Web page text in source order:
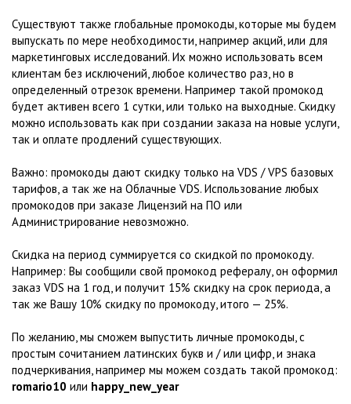
Существуют также глобальные промокоды, которые мы будем
выпускать по мере необходимости, например акций, или для
маркетинговых исследований. Их можно использовать всем
клиентам без исключений, любое количество раз, но в
определенный отрезок времени. Например такой промокод
будет активен всего 1 сутки, или только на выходные. Скидку
можно использовать как при создании заказа на новые услуги,
так и оплате продлений существующих.
Важно: промокоды дают скидку только на VDS / VPS базовых
тарифов, а так же на Облачные VDS. Использование любых
промокодов при заказе Лицензий на ПО или
Администрирование невозможно.
Скидка на период суммируется со скидкой по промокоду.
Например: Вы сообщили свой промокод рефералу, он оформил
заказ VDS на 1 год, и получит 15% скидку на срок периода, а
так же Вашу 10% скидку по промокоду, итого — 25%.
По желанию, мы сможем выпустить личные промокоды, с
простым сочитанием латинских букв и / или цифр, и знака
подчеркивания, например мы можем создать такой промокод:
romario10 или happy_new_year